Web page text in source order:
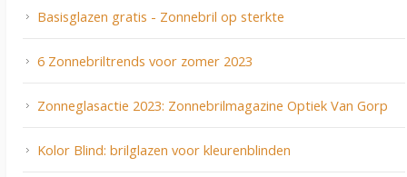
Basisglazen gratis - Zonnebril op sterkte
6 Zonnebriltrends voor zomer 2023
Zonneglasactie 2023: Zonnebrilmagazine Optiek Van Gorp
Kolor Blind: brilglazen voor kleurenblinden